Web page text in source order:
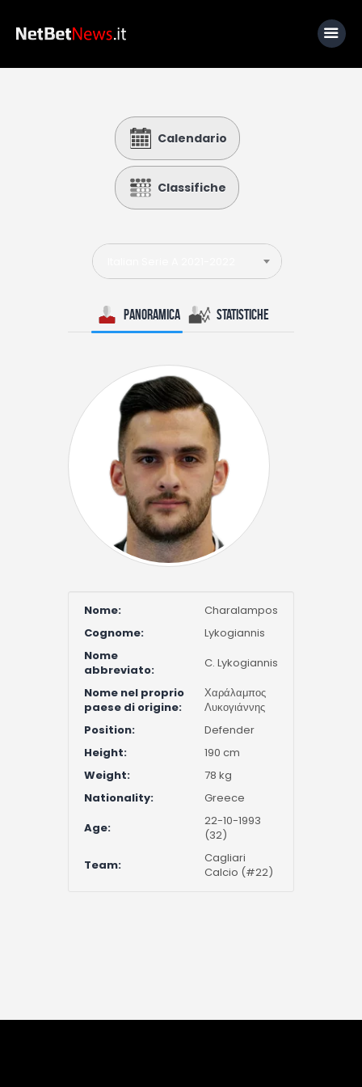
Calcio
Basket
Tennis
Lo Sapevi Che
I consigli di Giulia
Calendario
Classifiche
Panoramica Statistiche
Nome:
Charalampos
Cognome:
Lykogiannis
Nome
abbreviato:
C. Lykogiannis
Nome nel proprio
paese di origine:
Χαράλαμπος
Λυκογιάννης
Position:
Defender
Height:
190 cm
Weight:
78 kg
Nationality:
Greece
Age:
22-10-1993
(32)
Team:
Cagliari
Calcio (#22)